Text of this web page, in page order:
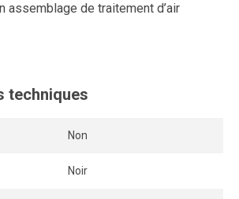
assemblage de traitement d’air
Les orifices filetés d’extrémité se
se fixent aux modules à l’aide de
techniques
Non
Noir